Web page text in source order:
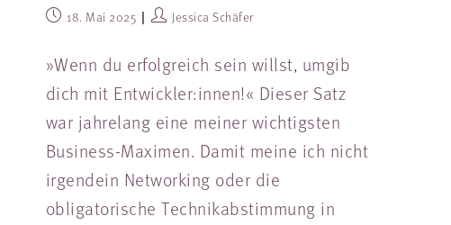
18. Mai 2025 Jessica Schäfer
»Wenn du erfolgreich sein willst, umgib
dich mit Entwickler:innen!« Dieser Satz
war jahrelang eine meiner wichtigsten
Business-Maximen. Damit meine ich nicht
irgendein Networking oder die
obligatorische Technikabstimmung in